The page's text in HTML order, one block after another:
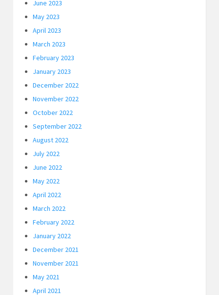
June 2023
May 2023
April 2023
March 2023
February 2023
January 2023
December 2022
November 2022
October 2022
September 2022
August 2022
July 2022
June 2022
May 2022
April 2022
March 2022
February 2022
January 2022
December 2021
November 2021
May 2021
April 2021